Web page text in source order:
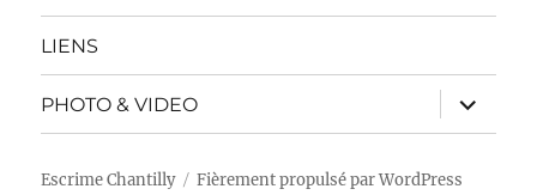
LIENS
PHOTO & VIDEO
ouvrir
le
sous-
Escrime Chantilly Fièrement propulsé par WordPress